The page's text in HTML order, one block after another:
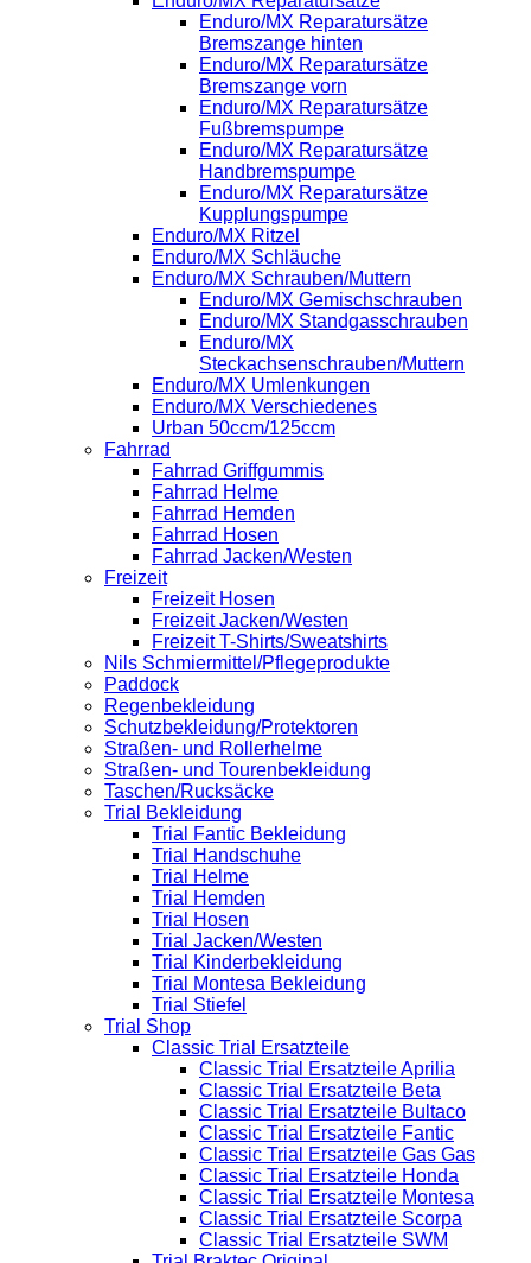
Enduro/MX Reparatursätze
Bremszange hinten
Enduro/MX Reparatursätze
Bremszange vorn
Enduro/MX Reparatursätze
Fußbremspumpe
Enduro/MX Reparatursätze
Handbremspumpe
Enduro/MX Reparatursätze
Kupplungspumpe
Enduro/MX Ritzel
Enduro/MX Schläuche
Enduro/MX Schrauben/Muttern
Enduro/MX Gemischschrauben
Enduro/MX Standgasschrauben
Enduro/MX
Steckachsenschrauben/Muttern
Enduro/MX Umlenkungen
Enduro/MX Verschiedenes
Urban 50ccm/125ccm
Fahrrad
Fahrrad Griffgummis
Fahrrad Helme
Fahrrad Hemden
Fahrrad Hosen
Fahrrad Jacken/Westen
Freizeit
Freizeit Hosen
Freizeit Jacken/Westen
Freizeit T-Shirts/Sweatshirts
Nils Schmiermittel/Pflegeprodukte
Paddock
Regenbekleidung
Schutzbekleidung/Protektoren
Straßen- und Rollerhelme
Straßen- und Tourenbekleidung
Taschen/Rucksäcke
Trial Bekleidung
Trial Fantic Bekleidung
Trial Handschuhe
Trial Helme
Trial Hemden
Trial Hosen
Trial Jacken/Westen
Trial Kinderbekleidung
Trial Montesa Bekleidung
Trial Stiefel
Trial Shop
Classic Trial Ersatzteile
Classic Trial Ersatzteile Aprilia
Classic Trial Ersatzteile Beta
Classic Trial Ersatzteile Bultaco
Classic Trial Ersatzteile Fantic
Classic Trial Ersatzteile Gas Gas
Classic Trial Ersatzteile Honda
Classic Trial Ersatzteile Montesa
Classic Trial Ersatzteile Scorpa
Classic Trial Ersatzteile SWM